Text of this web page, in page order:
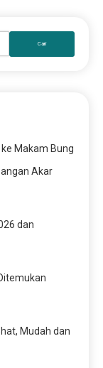
Makam Bung
Akar
dan
Mudah dan